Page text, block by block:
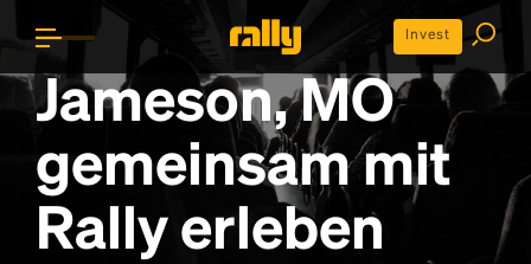
Invest
Jameson, MO
gemeinsam mit
Rally erleben